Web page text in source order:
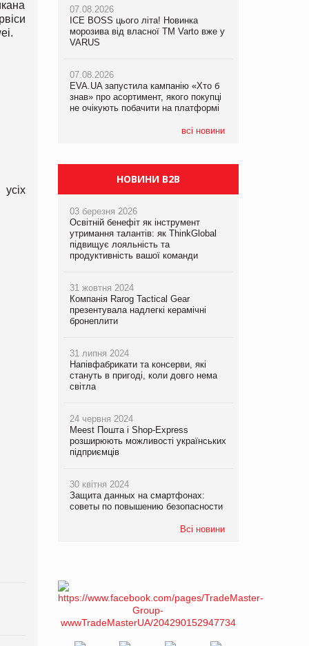
07.08.2026
ICE BOSS цього літа! Новинка
морозива від власної ТМ Varto вже у
VARUS
07.08.2026
EVA.UA запустила кампанію «Хто б
знав» про асортимент, якого покупці
не очікують побачити на платформі
всі новини
07.08.2026
ICE BOSS цього літа! Новинка
морозива від власної ТМ Varto вже у
VARUS
07.08.2026
EVA.UA запустила кампанію «Хто б
знав» про асортимент, якого покупці
не очікують побачити на платформі
07.08.2026
Франція заборонила рекламні дзвінки
НОВИНИ B2B
03 березня 2026
Освітній бенефіт як інструмент
утримання талантів: як ThinkGlobal
підвищує лояльність та
продуктивність вашої команди
31 жовтня 2024
Компанія Rarog Tactical Gear
презентувала надлегкі керамічні
бронеплити
31 липня 2024
Напівфабрикати та консерви, які
стануть в пригоді, коли довго нема
світла
24 червня 2024
Meest Пошта і Shop-Express
розширюють можливості українських
підприємців
30 квітня 2024
Защита данных на смартфонах:
советы по повышению безопасности
Всі новини